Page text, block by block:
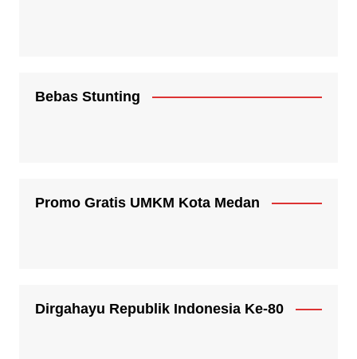
Bebas Stunting
Promo Gratis UMKM Kota Medan
Dirgahayu Republik Indonesia Ke-80